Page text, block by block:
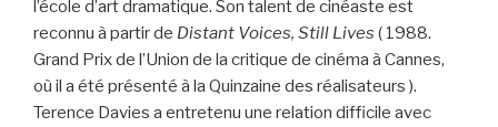
l’école d’art dramatique. Son talent de cinéaste est
reconnu à partir de Distant Voices, Still Lives ( 1988.
Grand Prix de l’Union de la critique de cinéma à Cannes,
où il a été présenté à la Quinzaine des réalisateurs ).
Terence Davies a entretenu une relation difficile avec